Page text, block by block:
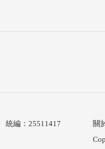
統編：25511417
關